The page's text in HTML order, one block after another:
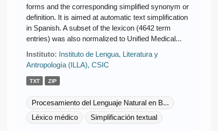
forms and the corresponding simplified synonym or
definition. It is aimed at automatic text simplification
in Spanish. A subset of the lexicon (4642 term
entries) was also normalized to Unified Medical...
Instituto: Instituto de Lengua, Literatura y
Antropología (ILLA), CSIC
TXT ZIP
Procesamiento del Lenguaje Natural en B...
Léxico médico
Simplificación textual